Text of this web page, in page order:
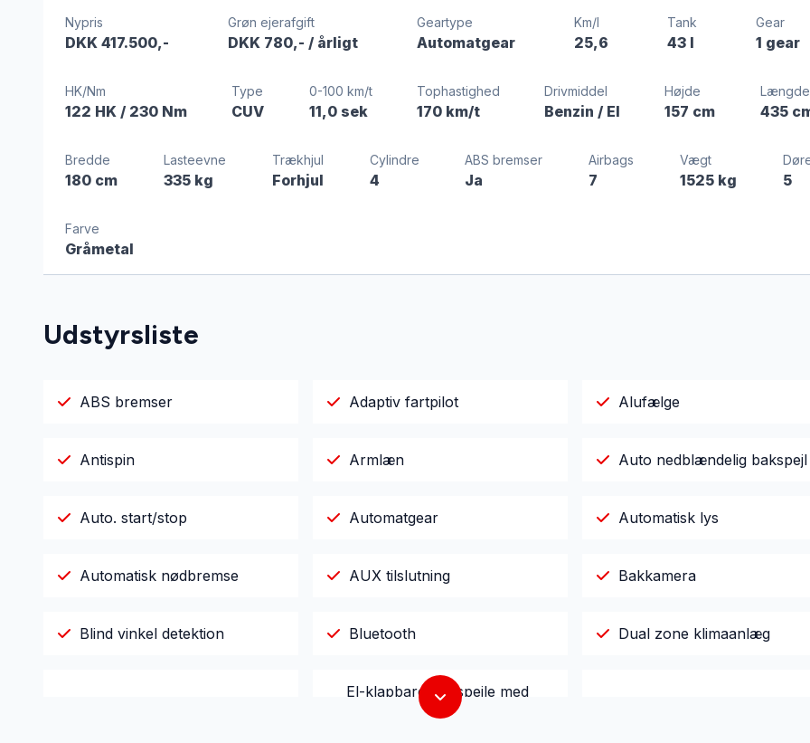
Nypris
DKK 417.500,-
Grøn ejerafgift
DKK 780,- / årligt
Geartype
Automatgear
Km/l
25,6
Tank
43 l
Gear
1 gear
HK/Nm
122 HK / 230 Nm
Type
CUV
0-100 km/t
11,0 sek
Tophastighed
170 km/t
Drivmiddel
Benzin / El
Højde
157 cm
Længde
435
Bredde
180 cm
Lasteevne
335 kg
Trækhjul
Forhjul
Cylindre
4
ABS bremser
Ja
Airbags
7
Vægt
1525 kg 5
Farve
Gråmetal
Udstyrsliste
ABS bremser Adaptiv fartpilot Alufælge
Antispin Armlæn Auto nedblændelig bakspejl
Auto. start/stop Automatgear Automatisk lys
Automatisk nødbremse AUX tilslutning Bakkamera
Blind vinkel detektion Bluetooth Dual zone klimaanlæg
El-klapbare sidespejle med